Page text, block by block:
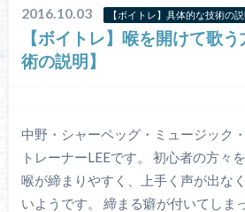
2016.10.03 【ボイトレ】具体的な技術の
【ボイトレ】喉を開けて歌
術の説明】
中野・シャーペッグ・ミュージック
トレーナーLEEです。 初心者の方々
喉が締まりやすく、上手く声が出な
いようです。 締まる癖が付いてしま